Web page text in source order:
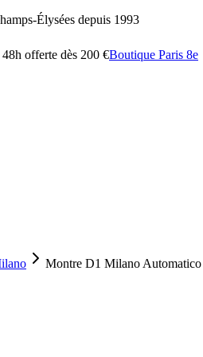
Élysées depuis 1993
offerte dès 200 €Boutique Paris 8e
Montre D1 Milano Automatico